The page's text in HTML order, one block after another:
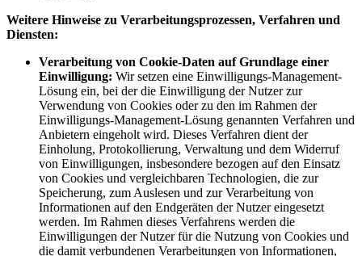
Weitere Hinweise zu Verarbeitungsprozessen, Verfahren und
Diensten:
Verarbeitung von Cookie-Daten auf Grundlage einer
Einwilligung: Wir setzen eine Einwilligungs-Management-
Lösung ein, bei der die Einwilligung der Nutzer zur
Verwendung von Cookies oder zu den im Rahmen der
Einwilligungs-Management-Lösung genannten Verfahren und
Anbietern eingeholt wird. Dieses Verfahren dient der
Einholung, Protokollierung, Verwaltung und dem Widerruf
von Einwilligungen, insbesondere bezogen auf den Einsatz
von Cookies und vergleichbaren Technologien, die zur
Speicherung, zum Auslesen und zur Verarbeitung von
Informationen auf den Endgeräten der Nutzer eingesetzt
werden. Im Rahmen dieses Verfahrens werden die
Einwilligungen der Nutzer für die Nutzung von Cookies und
die damit verbundenen Verarbeitungen von Informationen,